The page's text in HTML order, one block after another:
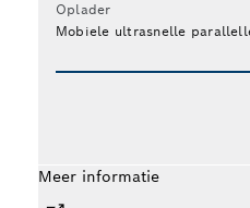
Oplader
Mobiele ultrasnelle
Meer informatie